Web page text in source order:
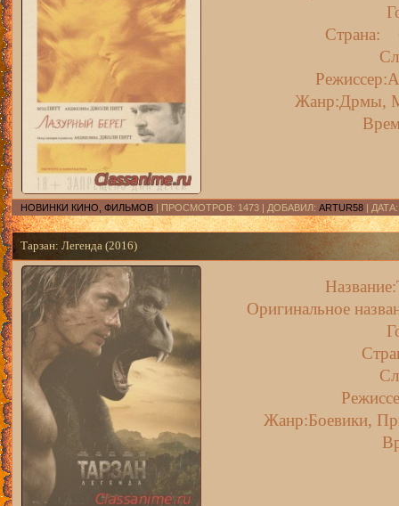
Страна:
Жанр:Дрмы,
НОВИНКИ КИНО, ФИЛЬМОВ | ПРОСМОТРОВ: 1473 | ДОБАВИЛ: ARTUR58 |
Тарзан: Легенда (2016)
Оригинальное
Жанр:Боевики,